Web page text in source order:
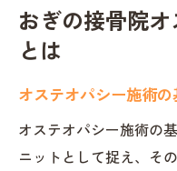
おぎの接骨院
とは
オステオパシー施術
オステオパシー施術の
ニットとして捉え、そ